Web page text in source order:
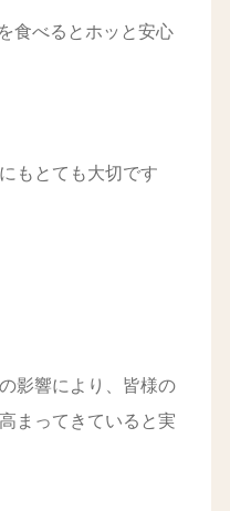
食べるとホッと安心
もとても大切です
影響により、皆様の
まってきていると実